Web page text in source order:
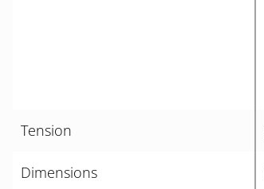
Tension
Dimensions